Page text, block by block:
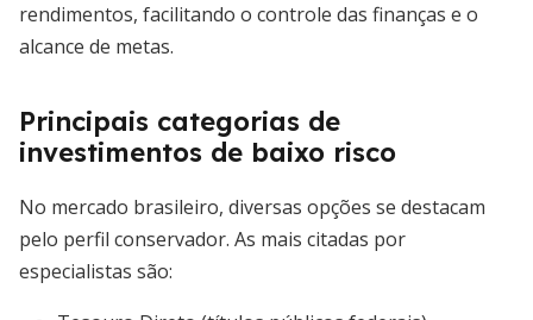
rendimentos, facilitando o controle das finanças e o
alcance de metas.
Principais categorias de
investimentos de baixo risco
No mercado brasileiro, diversas opções se destacam
pelo perfil conservador. As mais citadas por
especialistas são: